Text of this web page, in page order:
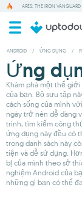
ARES: THE IRON VANGUARD
ANDROID / ỨNG DỤNG /
Ứng
Khám phá một thế
của bạn. Bộ sưu tập
cách sống của mình
ngày trở nên dễ dàng
trình, tìm kiếm công
ứng dụng này đều có
trong danh sách này
tiện và dễ sử dụng.
bị của mình theo sở
nghiệm Android của
những gì bạn có thể